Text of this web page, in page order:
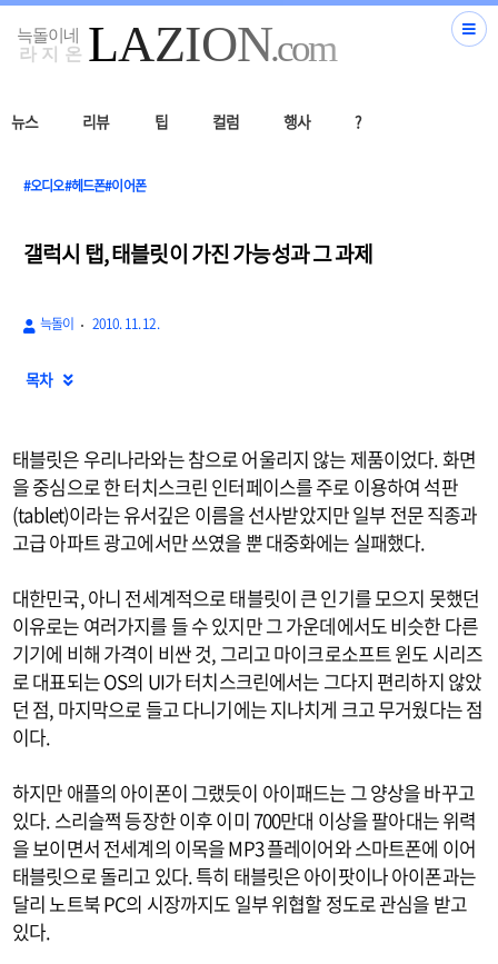
뉴스 리뷰 팁 컬럼 행사 ?
#오디오#헤드폰#이어폰
갤럭시 탭, 태블릿이 가진 가능성과 그 과제
늑돌이 2010. 11. 12.
목차 
태블릿은 우리나라와는 참으로 어울리지 않는 제품이었다. 화면
을 중심으로 한 터치스크린 인터페이스를 주로 이용하여 석판
(tablet)이라는 유서깊은 이름을 선사받았지만 일부 전문 직종과
고급 아파트 광고에서만 쓰였을 뿐 대중화에는 실패했다.
대한민국, 아니 전세계적으로 태블릿이 큰 인기를 모으지 못했던
이유로는 여러가지를 들 수 있지만 그 가운데에서도 비슷한 다른
기기에 비해 가격이 비싼 것, 그리고 마이크로소프트 윈도 시리즈
로 대표되는 OS의 UI가 터치스크린에서는 그다지 편리하지 않았
던 점, 마지막으로 들고 다니기에는 지나치게 크고 무거웠다는 점
이다.
하지만 애플의 아이폰이 그랬듯이 아이패드는 그 양상을 바꾸고
있다. 스리슬쩍 등장한 이후 이미 700만대 이상을 팔아대는 위력
을 보이면서 전세계의 이목을 MP3 플레이어와 스마트폰에 이어
태블릿으로 돌리고 있다. 특히 태블릿은 아이팟이나 아이폰과는
달리 노트북 PC의 시장까지도 일부 위협할 정도로 관심을 받고
있다.